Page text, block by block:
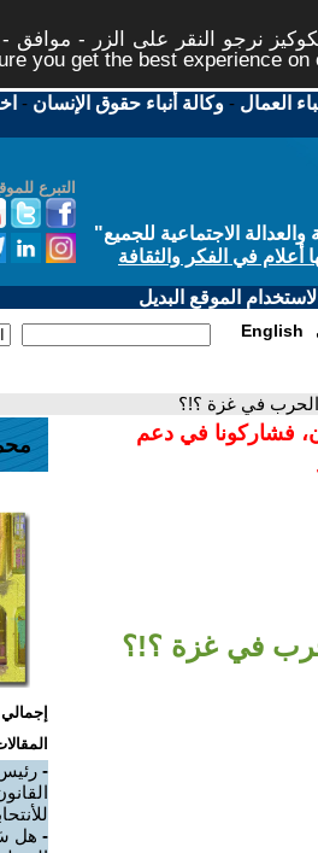
نرجو النقر على الزر - موافق
you get the best experience on
العمال -وكالة أنباء حقوق الإنسان -
التبرع
الاجتماعية للجميع"
أعلام في الفكر والثقافة
الموقع البديل
English
الحرب في غزة ؟!؟
فشاركونا في دعم
في غزة ؟!؟
إجمالي
-
- هل